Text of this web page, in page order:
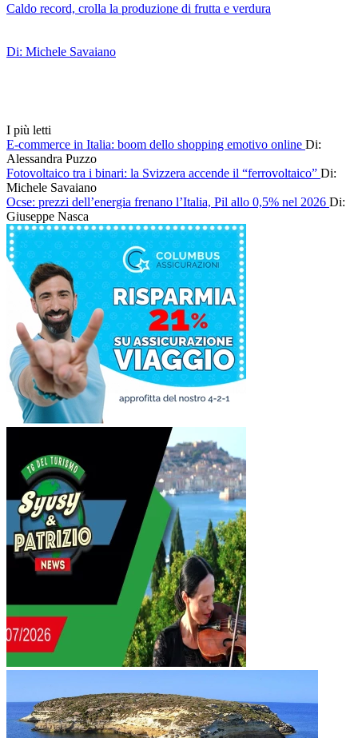
Caldo record, crolla la produzione di frutta e verdura
Di: Michele Savaiano
I più letti
E-commerce in Italia: boom dello shopping emotivo online Di:
Alessandra Puzzo
Fotovoltaico tra i binari: la Svizzera accende il “ferrovoltaico” Di:
Michele Savaiano
Ocse: prezzi dell’energia frenano l’Italia, Pil allo 0,5% nel 2026 Di:
Giuseppe Nasca